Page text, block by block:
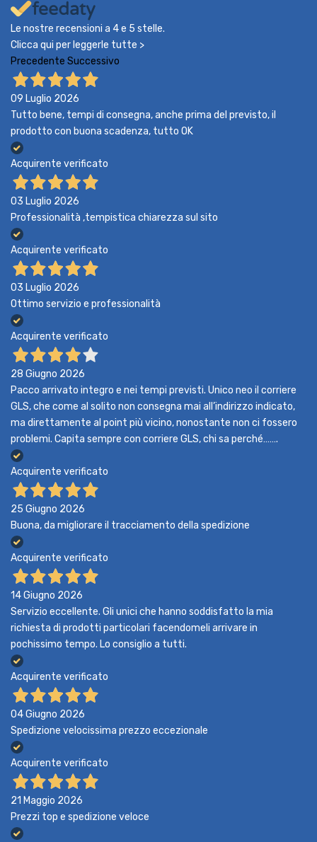
Le nostre recensioni a 4 e 5 stelle.
Clicca qui per leggerle tutte >
Precedente Successivo
09 Luglio 2026
Tutto bene, tempi di consegna, anche prima del previsto, il
prodotto con buona scadenza, tutto OK
Acquirente verificato
03 Luglio 2026
Professionalità ,tempistica chiarezza sul sito
Acquirente verificato
03 Luglio 2026
Ottimo servizio e professionalità
Acquirente verificato
28 Giugno 2026
Pacco arrivato integro e nei tempi previsti. Unico neo il corriere
GLS, che come al solito non consegna mai all’indirizzo indicato,
ma direttamente al point più vicino, nonostante non ci fossero
problemi. Capita sempre con corriere GLS, chi sa perché…….
Acquirente verificato
25 Giugno 2026
Buona, da migliorare il tracciamento della spedizione
Acquirente verificato
14 Giugno 2026
Servizio eccellente. Gli unici che hanno soddisfatto la mia
richiesta di prodotti particolari facendomeli arrivare in
pochissimo tempo. Lo consiglio a tutti.
Acquirente verificato
04 Giugno 2026
Spedizione velocissima prezzo eccezionale
Acquirente verificato
21 Maggio 2026
Prezzi top e spedizione veloce